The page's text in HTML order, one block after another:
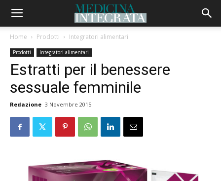
Home Prodotti Integratori alimentari
Prodotti Integratori alimentari
Estratti per il benessere
sessuale femminile
Redazione 3 Novembre 2015